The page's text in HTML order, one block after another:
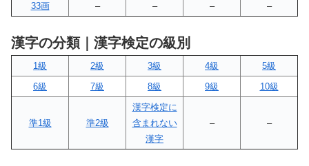
33画
– – – –
漢字の分類｜漢字検定の級別
1級 2級 3級 4級
5級
6級
7級 8級 9級 10級
準1級 準2級
漢字検定に
含まれない
漢字
– –